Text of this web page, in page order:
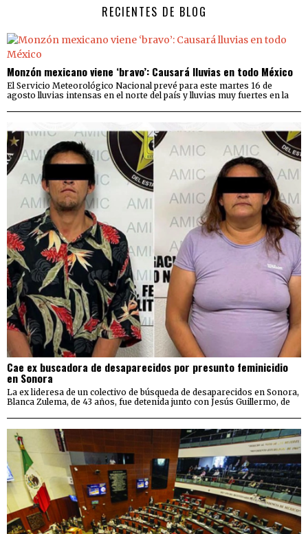
RECIENTES DE BLOG
Monzón mexicano viene ‘bravo’: Causará lluvias en todo México
El Servicio Meteorológico Nacional prevé para este martes 16 de
agosto lluvias intensas en el norte del país y lluvias muy fuertes en la
Cae ex buscadora de desaparecidos por presunto feminicidio
en Sonora
La ex lideresa de un colectivo de búsqueda de desaparecidos en Sonora,
Blanca Zulema, de 43 años, fue detenida junto con Jesús Guillermo, de